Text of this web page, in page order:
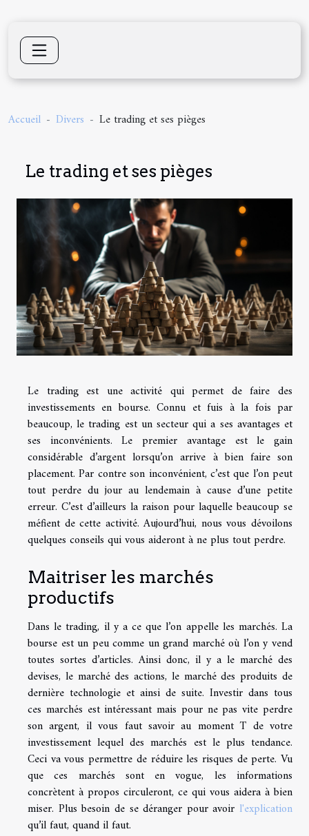
Accueil Divers Le trading et ses pièges
Le trading et ses pièges
Le trading est une activité qui permet de faire des
investissements en bourse. Connu et fuis à la fois par
beaucoup, le trading est un secteur qui a ses avantages et
ses inconvénients. Le premier avantage est le gain
considérable d’argent lorsqu’on arrive à bien faire son
placement. Par contre son inconvénient, c’est que l’on peut
tout perdre du jour au lendemain à cause d’une petite
erreur. C’est d’ailleurs la raison pour laquelle beaucoup se
méfient de cette activité. Aujourd’hui, nous vous dévoilons
quelques conseils qui vous aideront à ne plus tout perdre.
Maitriser les marchés
productifs
Dans le trading, il y a ce que l’on appelle les marchés. La
bourse est un peu comme un grand marché où l’on y vend
toutes sortes d’articles. Ainsi donc, il y a le marché des
devises, le marché des actions, le marché des produits de
dernière technologie et ainsi de suite. Investir dans tous
ces marchés est intéressant mais pour ne pas vite perdre
son argent, il vous faut savoir au moment T de votre
investissement lequel des marchés est le plus tendance.
Ceci va vous permettre de réduire les risques de perte. Vu
que ces marchés sont en vogue, les informations
concrètent à propos circuleront, ce qui vous aidera à bien
miser. Plus besoin de se déranger pour avoir l'explication
qu’il faut, quand il faut.